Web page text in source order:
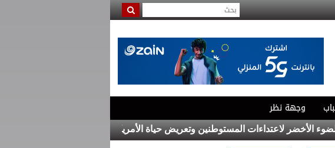
وجهة نظر
لاعتداءات المستوطنين وتعريض حياة الأمريكيين والفلسطينيين للخطر